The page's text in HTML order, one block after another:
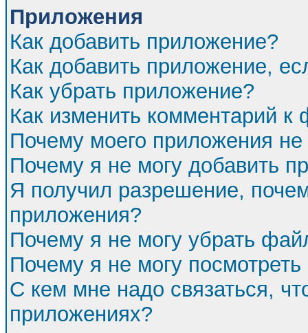
Приложения
Как добавить приложение?
Как добавить приложение,
Как убрать приложение?
Как изменить комментарий к
Почему моего приложения не
Почему я не могу добавить
Я получил разрешение,
приложения?
Почему я не могу убрать
Почему я не могу
С кем мне надо связаться,
приложениях?